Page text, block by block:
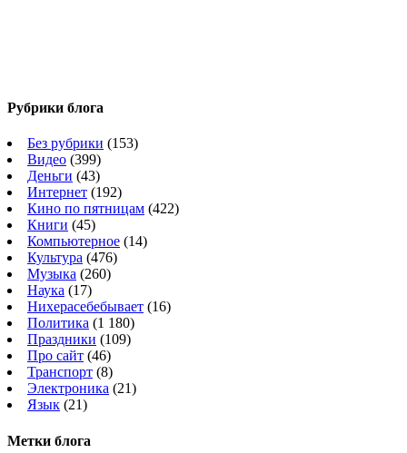
Рубрики блога
Без рубрики (153)
Видео (399)
Деньги (43)
Интернет (192)
Кино по пятницам (422)
Книги (45)
Компьютерное (14)
Культура (476)
Музыка (260)
Наука (17)
Нихерасебебывает (16)
Политика (1 180)
Праздники (109)
Про сайт (46)
Транспорт (8)
Электроника (21)
Язык (21)
Метки блога